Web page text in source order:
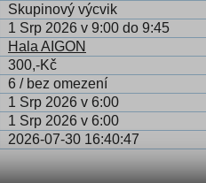
Skupinový výcvik
1 Srp 2026 v 9:00 do 9:45
Hala AIGON
300,-Kč
6 / bez omezení
1 Srp 2026 v 6:00
1 Srp 2026 v 6:00
2026-07-30 16:40:47